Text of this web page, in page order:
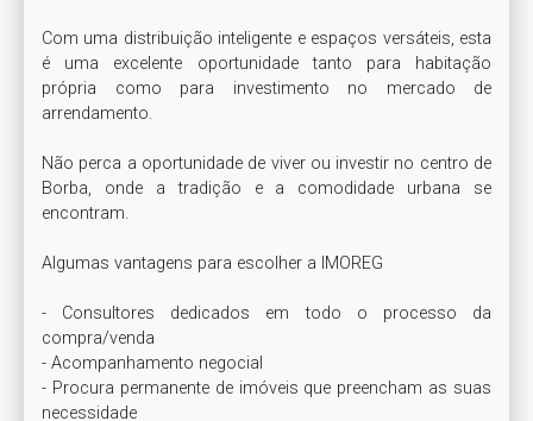
Com uma distribuição inteligente e espaços versáteis, esta
é uma excelente oportunidade tanto para habitação
própria como para investimento no mercado de
arrendamento.
Não perca a oportunidade de viver ou investir no centro de
Borba, onde a tradição e a comodidade urbana se
encontram.
Algumas vantagens para escolher a IMOREG
- Consultores dedicados em todo o processo da
compra/venda
- Acompanhamento negocial
- Procura permanente de imóveis que preencham as suas
necessidade